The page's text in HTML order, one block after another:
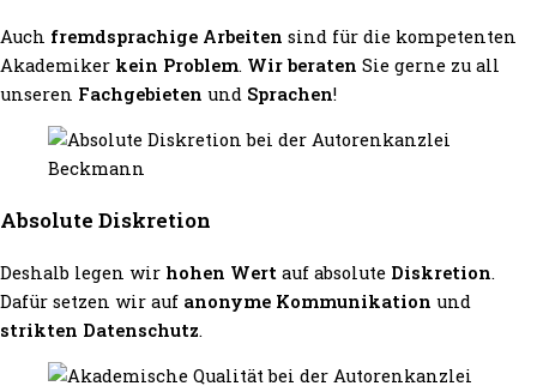
Auch fremdsprachige Arbeiten sind für die kompetenten
Akademiker kein Problem. Wir beraten Sie gerne zu all
unseren Fachgebieten und Sprachen!
Absolute Diskretion
Deshalb legen wir hohen Wert auf absolute Diskretion.
Dafür setzen wir auf anonyme Kommunikation und
strikten Datenschutz.